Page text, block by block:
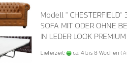
Modell " CHESTERFIELD"
SOFA MIT ODER OHNE
IN LEDER LOOK PREMIUM
Lieferzeit: ca. 4 bis 8 Wochen